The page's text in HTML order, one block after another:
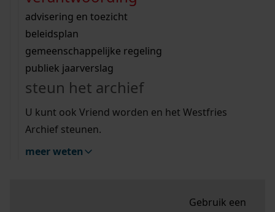
bouwvergunningen
omgevingsvergunningen
vergunningen
beeld en geluid
uitleg nodig?
Wij helpen u op weg met een aantal zoektips.
bekijk alle zoektips
Wij helpen u op weg met een aantal zoektips.
bekijk alle zoektips
bekijk ons geschiedenislokaal
advisering en toezicht
beleidsplan
gemeenschappelijke regeling
publiek jaarverslag
steun het archief
U kunt ook Vriend worden en het Westfries
Archief steunen.
meer weten
zoektips
Mijn Studiezaal (inloggen)
uw zoekopdracht te
Gebruik een